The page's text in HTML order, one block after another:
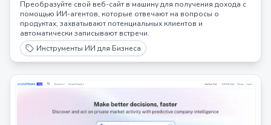
Преобразуйте свой веб-сайт в машину для получения дохода с
помощью ИИ-агентов, которые отвечают на вопросы о
продуктах, захватывают потенциальных клиентов и
автоматически записывают встречи.
Инструменты ИИ для Бизнеса